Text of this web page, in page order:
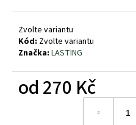
Zvolte variantu
Kód: Zvolte variantu
Značka: LASTING
od270 Kč
č
u
e
e